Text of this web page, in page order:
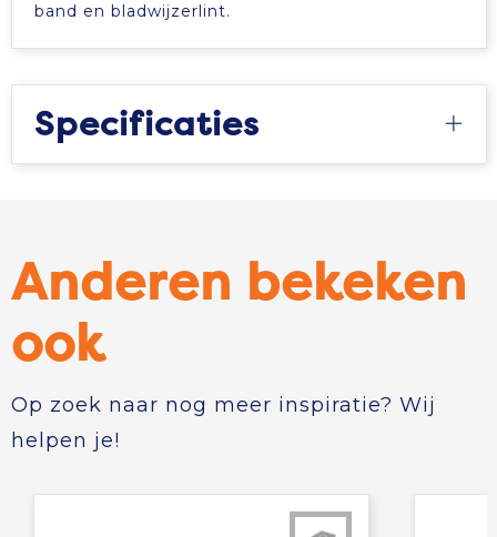
band en bladwijzerlint.
Specificaties
Anderen bekeken
ook
Op zoek naar nog meer inspiratie? Wij
helpen je!